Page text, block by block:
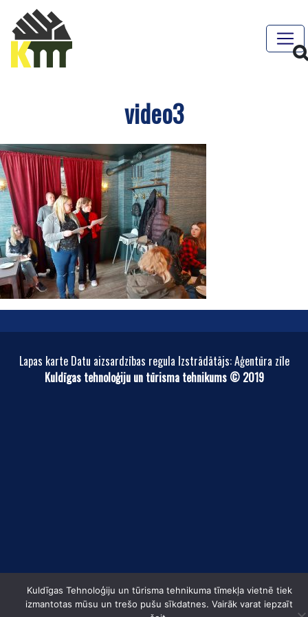
video3
Lapas karte Datu aizsardzības regula Izstrādātājs: Aģentūra zīle
Kuldīgas tehnoloģiju un tūrisma tehnikums © 2019
Kuldīgas Tehnoloģiju un tūrisma tehnikuma tīmekļa vietnē tiek
izmantotas mūsu un trešo pušu sīkdatnes. Vairāk varat iepzaīt